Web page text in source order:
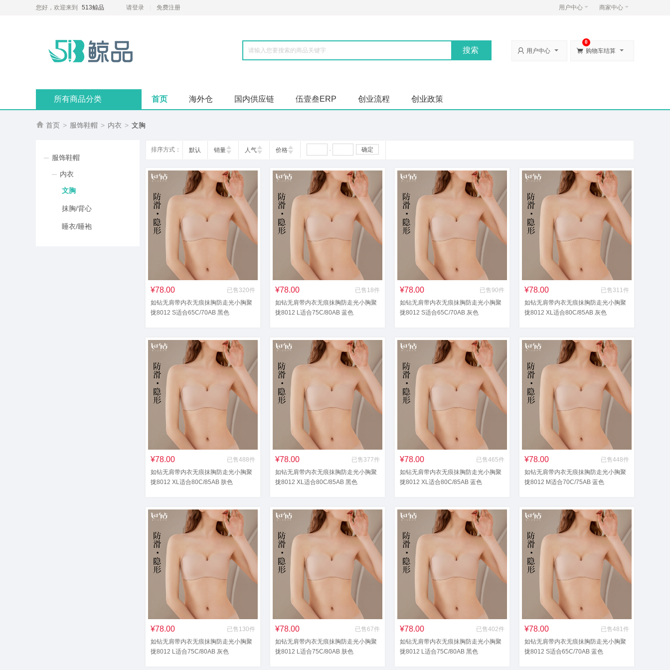
您好，欢迎来到 513鲸品 请登录 免费注册 用户中心 商家中心
 用户中心  购物车结算
0
所有商品分类 首页 海外仓 国内供应链 伍壹叁ERP 创业流程 创业政策
 首页 > 服饰鞋帽 > 内衣 > 文胸
服饰鞋帽
内衣
文胸
抹胸/背心
睡衣/睡袍
排序方式： 默认 销量 人气 价格 - 确定
¥78.00
已售320件
如钻无肩带内衣无痕抹胸防走光小胸聚
拢8012 S适合65C/70AB 黑色
¥78.00
已售18件
如钻无肩带内衣无痕抹胸防走光小胸聚
拢8012 L适合75C/80AB 蓝色
¥78.00
已售90件
如钻无肩带内衣无痕抹胸防走光小胸聚
拢8012 S适合65C/70AB 灰色
¥78.00
已售311件
如钻无肩带内衣无痕抹胸防走光小胸聚
拢8012 XL适合80C/85AB 灰色
¥78.00
已售488件
如钻无肩带内衣无痕抹胸防走光小胸聚
拢8012 XL适合80C/85AB 肤色
¥78.00
已售377件
如钻无肩带内衣无痕抹胸防走光小胸聚
拢8012 XL适合80C/85AB 黑色
¥78.00
已售465件
如钻无肩带内衣无痕抹胸防走光小胸聚
拢8012 XL适合80C/85AB 蓝色
¥78.00
已售448件
如钻无肩带内衣无痕抹胸防走光小胸聚
拢8012 M适合70C/75AB 蓝色
¥78.00
已售130件
如钻无肩带内衣无痕抹胸防走光小胸聚
拢8012 L适合75C/80AB 灰色
¥78.00
已售67件
如钻无肩带内衣无痕抹胸防走光小胸聚
拢8012 L适合75C/80AB 肤色
¥78.00
已售402件
如钻无肩带内衣无痕抹胸防走光小胸聚
拢8012 L适合75C/80AB 黑色
¥78.00
已售481件
如钻无肩带内衣无痕抹胸防走光小胸聚
拢8012 S适合65C/70AB 蓝色